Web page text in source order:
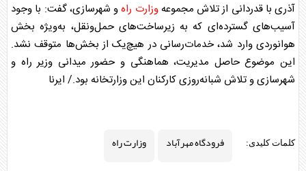
آذری با قدردانی از تلاش مجموعهوزارت راهو شهرسازی، گفت: با وجود
آسیب‌های گسترده‌ای که به زیرساخت‌های حمل‌ونقل، به‌ویژه بخش
هوانوردی وارد شد، خدمات‌رسانی در هیچ‌یک از بخش‌ها متوقف نشد.
این موضوع حاصل مدیریت، هماهنگی و حضور میدانی وزیر راه و
شهرسازی و تلاش شبانه‌روزی کارکنان این وزارتخانه بود./ ایرنا
کلمات کلیدی: فرودگاه مهرآباد وزارت راه